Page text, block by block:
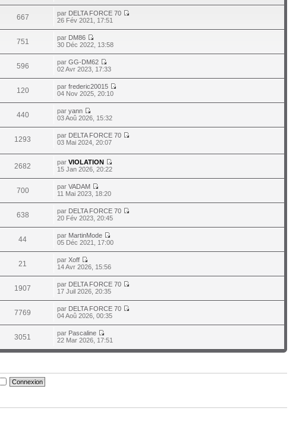
667 par DELTA FORCE 70
26 Fév 2021, 17:51
751 par DM86
30 Déc 2022, 13:58
596 parGG-DM62
02 Avr 2023, 17:33
120 parfrederic20015
04 Nov 2025, 20:10
440 paryann
03 Aoû 2026, 15:32
1293 par DELTA FORCE 70
03 Mai 2024, 20:07
2682 parVIOLATION
15 Jan 2026, 20:22
700 parVADAM
11 Mai 2023, 18:20
638 par DELTA FORCE 70
20 Fév 2023, 20:45
44 par MartinMode
05 Déc 2021, 17:00
21 parXoff
14 Avr 2026, 15:56
1907 par DELTA FORCE 70
17 Juil 2026, 20:35
7769 par DELTA FORCE 70
04 Aoû 2026, 00:35
3051 par Pascaline
22 Mar 2026, 17:51